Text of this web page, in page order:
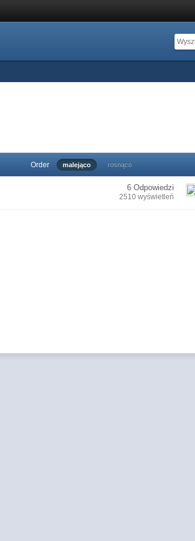
Order malejąco rosnąco
6 Odpowiedzi
2510 wyświetleń